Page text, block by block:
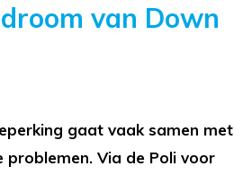
van Down
gaat vaak samen met
problemen. Via de Poli voor